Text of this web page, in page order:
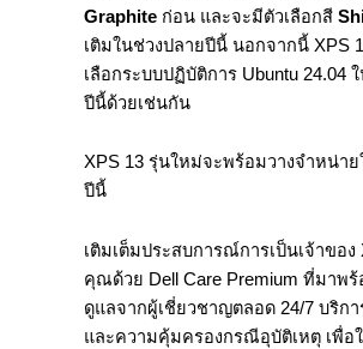
Graphite ก่อน และจะมีตัวเลือกสี
เติมในช่วงปลายปีนี้ นอกจากนี้ XPS
เลือกระบบปฏิบัติการ Ubuntu 24.04
ปีนี้ด้วยเช่นกัน
XPS 13 รุ่นใหม่จะพร้อมวางจำหน่า
ปีนี้
เติมเต็มประสบการณ์การเป็นเจ้าของ
คุณด้วย Dell Care Premium ที่มาพ
ดูแลจากผู้เชี่ยวชาญตลอด 24/7 บริก
และความคุ้มครองกรณีอุบัติเหตุ เพื่อ